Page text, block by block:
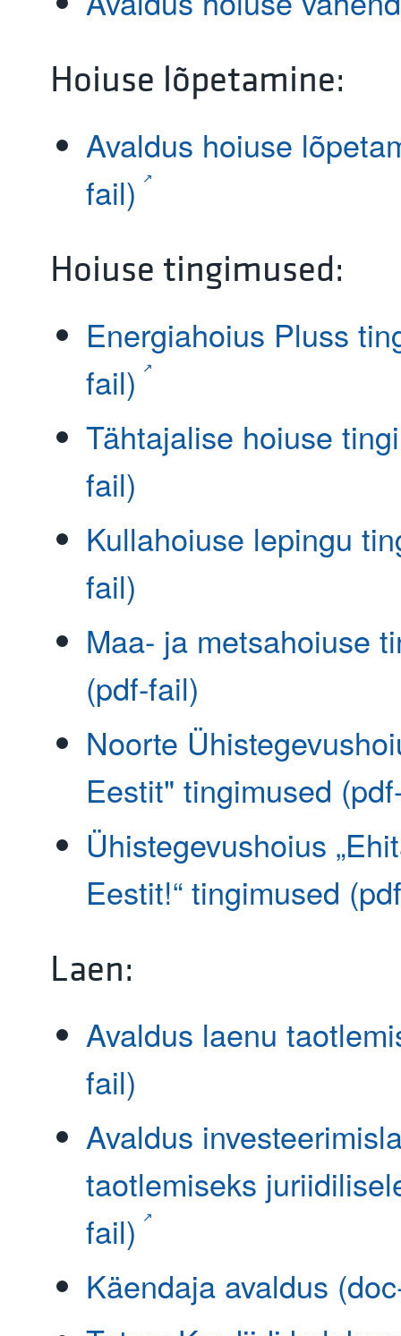
Hoiuse lõpetamine:
Avaldus hoiuse
fail)
Hoiuse tingimused:
Energiahoius Pluss
fail)
Tähtajalise hoiuse
fail)
Kullahoiuse lepingu
fail)
Maa- ja metsahoiuse
(pdf-fail)
Noorte
Eestit" tingimused
Ühistegevushoius
Eestit!“ tingimused
Laen:
Avaldus laenu
fail)
Avaldus
taotlemiseks
fail)
Käendaja avaldus